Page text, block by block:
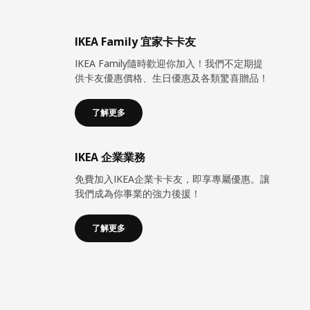
IKEA Family 宜家卡卡友
IKEA Family隨時歡迎你加入！我們不定期提
供卡友優惠價格、生日優惠及各類驚喜贈品！
了解更多
IKEA 企業業務
免費加入IKEA企業卡卡友，即享專屬優惠。讓
我們成為你事業的強力後援！
了解更多